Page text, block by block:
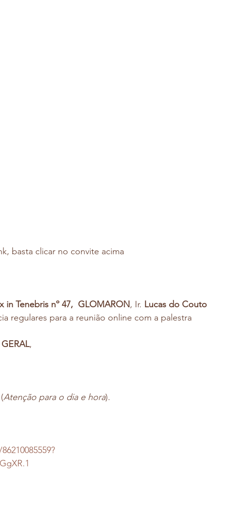
basta clicar no convite acima
in Tenebris nº 47,  GLOMARON, Ir. Lucas do Couto
regulares para a reunião online com a palestra
,
Atenção para o dia e hora).